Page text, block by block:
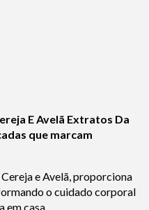
E Avelã Extratos Da
que marcam
e Avelã, proporciona
o cuidado corporal
em casa.